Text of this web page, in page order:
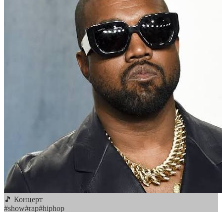
🎵 Концерт
#show#rap#hiphop